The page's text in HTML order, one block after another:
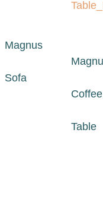
Magnus
Sofa
Coffee
Table